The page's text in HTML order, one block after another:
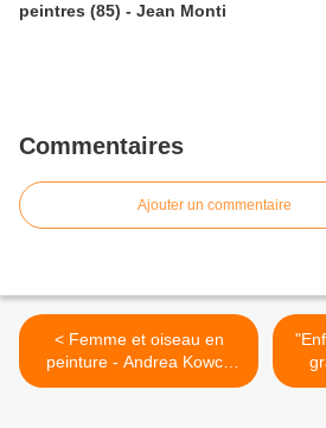
peintres (85) - Jean Monti
Commentaires
Ajouter un commentaire
< Femme et oiseau en
peinture - Andrea Kowch
(1986)